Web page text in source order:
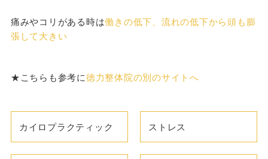
痛みやコリがある時は働きの低下、流れの低下から頭も膨
張して大きい
★こちらも参考に徳力整体院の別のサイトへ
カイロプラクティック ストレス